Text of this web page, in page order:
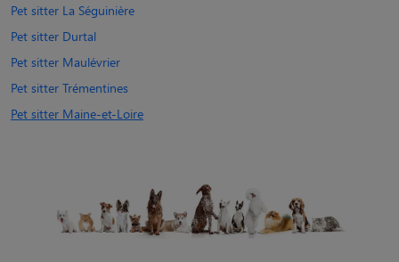
Pet sitter La Séguinière
Pet sitter Durtal
Pet sitter Maulévrier
Pet sitter Trémentines
Pet sitter Maine-et-Loire